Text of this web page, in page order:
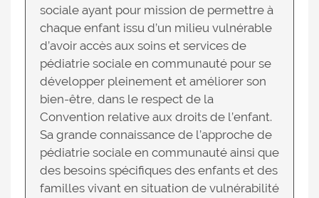
sociale ayant pour mission de permettre à
chaque enfant issu d’un milieu vulnérable
d’avoir accès aux soins et services de
pédiatrie sociale en communauté pour se
développer pleinement et améliorer son
bien-être, dans le respect de la
Convention relative aux droits de l’enfant.
Sa grande connaissance de l’approche de
pédiatrie sociale en communauté ainsi que
des besoins spécifiques des enfants et des
familles vivant en situation de vulnérabilité